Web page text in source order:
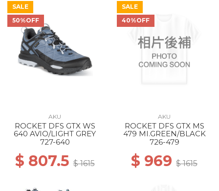
SALE
50%OFF
AKU
ROCKET DFS GTX WS
640 AVIO/LIGHT GREY
727-640
$ 807.5$ 1615
SALE
40%OFF
AKU
ROCKET DFS GTX MS
479 MI.GREEN/BLACK
726-479
$ 969 $ 1615